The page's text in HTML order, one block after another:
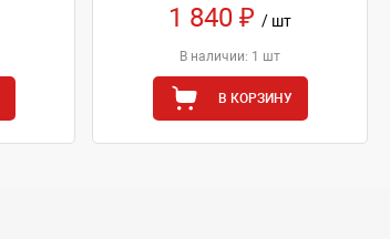
1 840 ₽/ шт
В наличии: 1 шт
В КОРЗИНУ